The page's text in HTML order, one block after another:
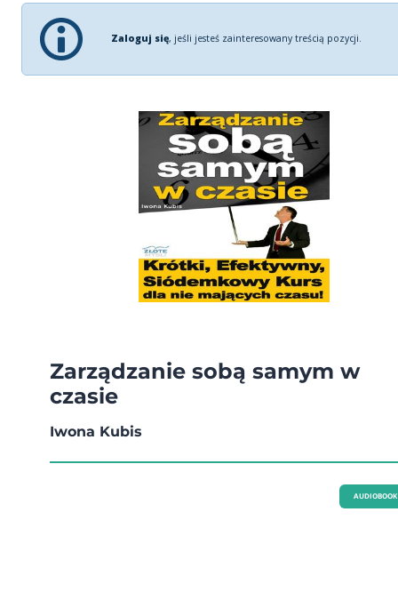
Zaloguj się, jeśli jesteś zainteresowany treścią pozycji.
Zarządzanie sobą samym w
czasie
Iwona Kubis
AUDIOBOOK